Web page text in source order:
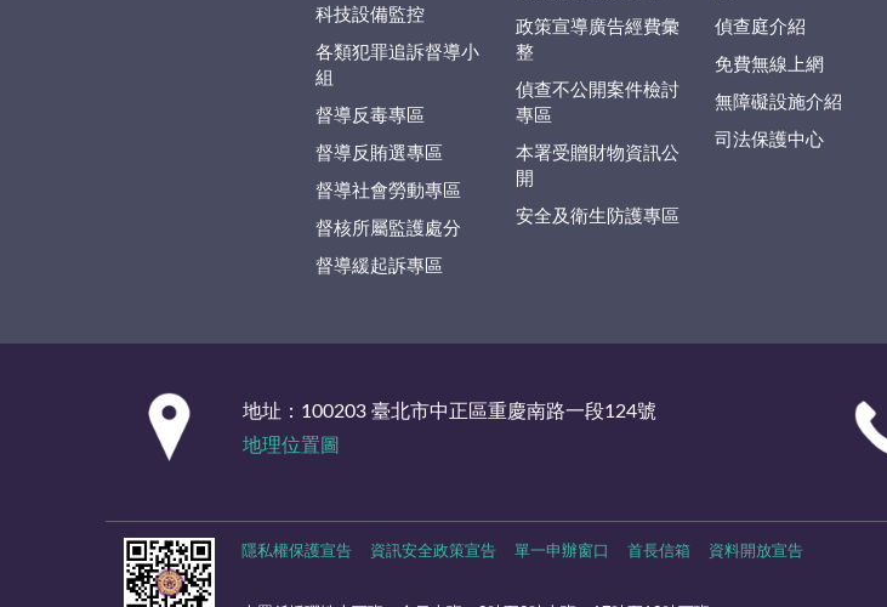
科技設備監控
各類犯罪追訴督導小
組
督導反毒專區
督導反賄選專區
督導社會勞動專區
督核所屬監護處分
督導緩起訴專區
政策宣導廣告經費彙
整
偵查不公開案件檢討
專區
本署受贈財物資訊公
開
安全及衛生防護專區
偵查庭介紹
免費無線上網
無障礙設施介紹
司法保護中心
地址：100203 臺北市中正區重慶南路一段124號
地理位置圖
隱私權保護宣告 資訊安全政策宣告 單一申辦窗口 首長信箱 資料開放宣告